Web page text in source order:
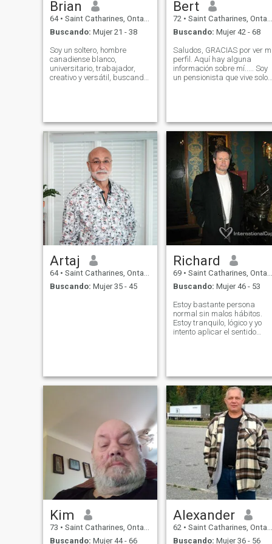
Brian
64 • Saint Catharines, Ontario, Canadá
Buscando: Mujer 21 - 38
Soy un soltero, hombre
canadiense blanco,
universitario, trabajador,
creativo y versátil, buscando
viajado por todo Canadá, los
EE.UU. - ¿ Qué? - ¡ S. S. y en
algunas partes de Europa.
¿Por qué?
Bert
72 • Saint Catharines, Ontario, Canadá
Buscando: Mujer 42 - 68
Saludos, GRACIAS por ver
perfil. Aquí hay alguna
información sobre mí..... Soy
un pensionista que vive solo
honesta, auténtica, sincera,
decente, confiable, y muy
segura. respetable,
confiable, confiable, sensible,
fiel, inteligente, iluminado,
cariñoso, amoroso, gentil,
leal, SENSUALMENTE
romántico, tranquilo,
tranquilo, amante de la paz
(sin drama / no
argumentativo) y fácil de
llevarse bien. - Debe estar
física y mentalmente sano y
no estar en medicamentos
completamente (2 dosis)
vacunado con la vacuna
Moderna y la vacuna de
refuerzo también. Espero
Artaj
64 • Saint Catharines, Ontario, Canadá
Buscando: Mujer 35 - 45
Richard
69 • Saint Catharines, Ontario, Canadá
Buscando: Mujer 46 - 53
Estoy bastante persona
normal sin malos hábitos.
Estoy tranquilo, lógico y yo
intento aplicar el sentido
Kim
73 • Saint Catharines, Ontario, Canadá
Buscando: Mujer 44 - 66
Alexander
62 • Saint Catharines, Ontario, Canadá
Buscando: Mujer 36 - 56